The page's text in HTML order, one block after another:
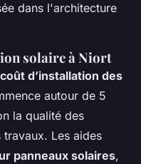
dans l'architecture
solaire à Niort
coût d’installation des
autour de 5
la qualité des
Les aides
panneaux solaires,